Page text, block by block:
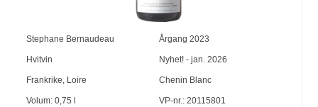
Stephane Bernaudeau Årgang 2023
Hvitvin Nyhet! - jan. 2026
Frankrike, Loire Chenin Blanc
Volum:0,75 VP-nr.:20115801